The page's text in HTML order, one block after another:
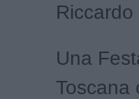
Riccardo
Una
Toscana